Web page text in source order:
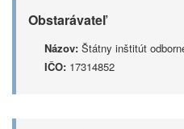
Obstarávateľ
Názov: Štátny inštitút
IČO: 17314852